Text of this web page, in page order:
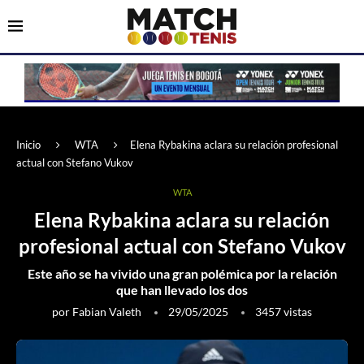
Inicio WTA
Elena Rybakina aclara su relación profesional
actual con Stefano Vukov
WTA
Elena Rybakina aclara su relación
profesional actual con Stefano Vukov
Este año se ha vivido una gran polémica por la relación
que han llevado los dos
por Fabian Valeth 29/05/2025 3457vistas